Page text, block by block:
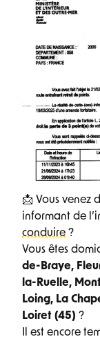
📩 Vous venez
informant de
conduire ?
Vous êtes
de-Braye,
la-Ruelle,
Loing, La
Loiret (45) ?
Il est encore